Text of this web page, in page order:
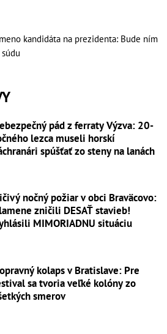
kandidáta na prezidenta: Bude ním
pád z ferraty Výzva: 20-
lezca museli horskí
spúšťať zo steny na lanách
nočný požiar v obci Braväcovo:
zničili DESAŤ stavieb!
MIMORIADNU situáciu
kolaps v Bratislave: Pre
sa tvoria veľké kolóny zo
smerov